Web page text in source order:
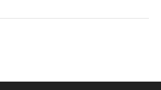
es buena y el balón echa